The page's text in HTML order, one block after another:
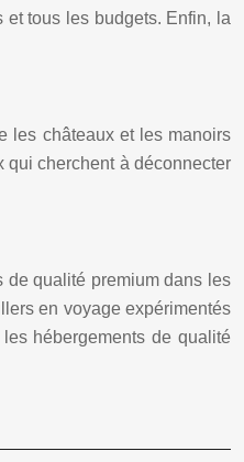
et tous les budgets. Enfin, la
les châteaux et les manoirs
qui cherchent à déconnecter
de qualité premium dans les
en voyage expérimentés
hébergements de qualité